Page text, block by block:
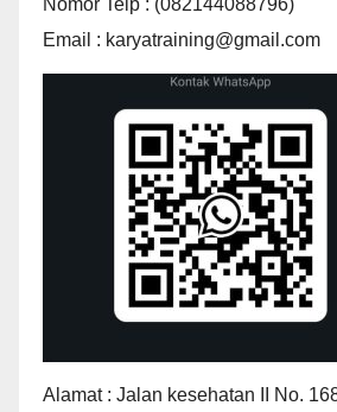
Nomor Telp : (082144088796)
Email : karyatraining@gmail.com
Alamat : Jalan kesehatan II No.